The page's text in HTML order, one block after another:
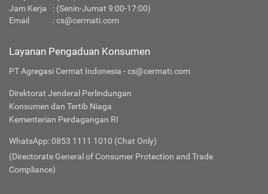
Jam Kerja
: (Senin-Jumat 9:00-17:00)
Email
:cs@cermati.com
Layanan Pengaduan Konsumen
PT Agregasi Cermat Indonesia - cs@cermati.com
Direktorat Jenderal Perlindungan
Konsumen dan Tertib Niaga
Kementerian Perdagangan RI
WhatsApp: 0853 1111 1010 (Chat Only)
(Directorate General of Consumer Protection and Trade
Compliance)